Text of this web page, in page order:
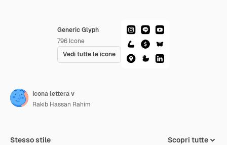
Generic Glyph
796 Icone
Vedi tutte le icone
Icona lettera v
Rakib Hassan Rahim
Stesso stile Scopri tutte